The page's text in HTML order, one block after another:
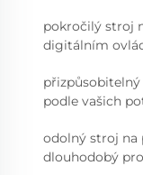
pokročilý stroj
digitálním
podle vašich
odolný stroj na
dlouhodobý